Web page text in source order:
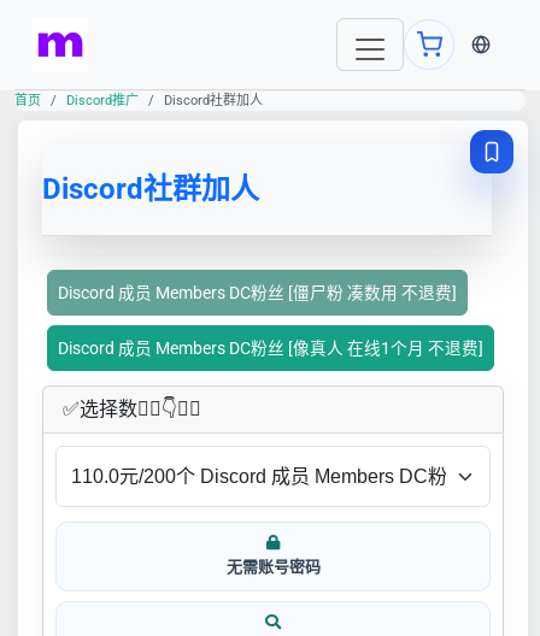
当前语
首页 Discord推广 Discord社群加人
Discord社群加人
Discord 成员 Members DC粉丝 [僵尸粉 凑数用 不退费]
Discord 成员 Members DC粉丝 [像真人 在线1个月 不退费]
✅​选择数👇🏻​​👇👇🏻​​
无需账号密码